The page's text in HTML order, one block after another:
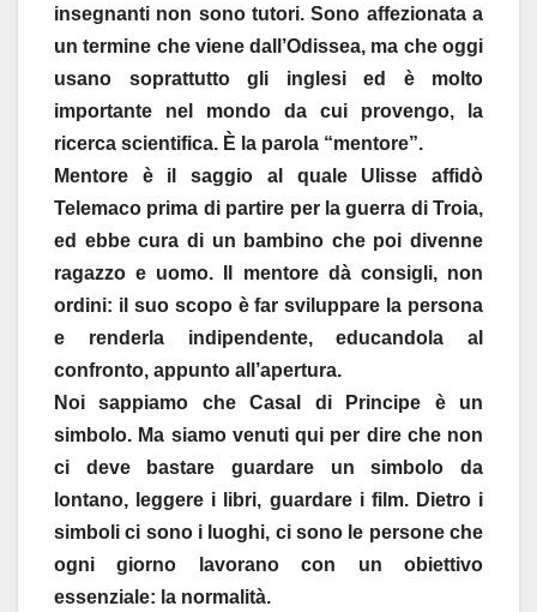
insegnanti non sono tutori. Sono affezionata a
un termine che viene dall’Odissea, ma che oggi
usano soprattutto gli inglesi ed è molto
importante nel mondo da cui provengo, la
ricerca scientifica. È la parola “mentore”.
Mentore è il saggio al quale Ulisse affidò
Telemaco prima di partire per la guerra di Troia,
ed ebbe cura di un bambino che poi divenne
ragazzo e uomo. Il mentore dà consigli, non
ordini: il suo scopo è far sviluppare la persona
e renderla indipendente, educandola al
confronto, appunto all’apertura.
Noi sappiamo che Casal di Principe è un
simbolo. Ma siamo venuti qui per dire che non
ci deve bastare guardare un simbolo da
lontano, leggere i libri, guardare i film. Dietro i
simboli ci sono i luoghi, ci sono le persone che
ogni giorno lavorano con un obiettivo
essenziale: la normalità.